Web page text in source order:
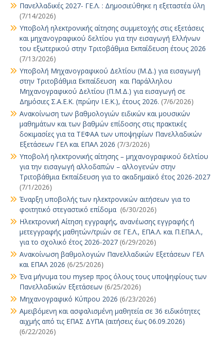
Πανελλαδικές 2027- ΓΕ.Λ. : Δημοσιεύθηκε η εξεταστέα ύλη
(7/14/2026)
Υποβολή ηλεκτρονικής αίτησης συμμετοχής στις εξετάσεις
και μηχανογραφικού δελτίου για την εισαγωγή Ελλήνων
του εξωτερικού στην Τριτοβάθμια Εκπαίδευση έτους 2026
(7/13/2026)
Υποβολή Μηχανογραφικού Δελτίου (Μ.Δ.) για εισαγωγή
στην Τριτοβάθμια Εκπαίδευση και Παράλληλου
Μηχανογραφικού Δελτίου (Π.Μ.Δ.) για εισαγωγή σε
Δημόσιες Σ.Α.Ε.Κ. (πρώην Ι.Ε.Κ.), έτους 2026. (7/6/2026)
Ανακοίνωση των βαθμολογιών ειδικών και μουσικών
μαθημάτων και των βαθμών επίδοσης στις πρακτικές
δοκιμασίες για τα ΤΕΦΑΑ των υποψηφίων Πανελλαδικών
Εξετάσεων ΓΕΛ και ΕΠΑΛ 2026 (7/3/2026)
Υποβολή ηλεκτρονικής αίτησης – μηχανογραφικού δελτίου
για την εισαγωγή αλλοδαπών – αλλογενών στην
Τριτοβάθμια Εκπαίδευση για το ακαδημαϊκό έτος 2026-2027
(7/1/2026)
Έναρξη υποβολής των ηλεκτρονικών αιτήσεων για το
φοιτητικό στεγαστικό επίδομα (6/30/2026)
Ηλεκτρονική Αίτηση εγγραφής, ανανέωσης εγγραφής ή
μετεγγραφής μαθητών/τριών σε ΓΕ.Λ., ΕΠΑ.Λ. και Π.ΕΠΑ.Λ.,
για το σχολικό έτος 2026-2027 (6/29/2026)
Ανακοίνωση βαθμολογιών Πανελλαδικών Εξετάσεων ΓΕΛ
και ΕΠΑΛ 2026 (6/25/2026)
Ένα μήνυμα του mysep προς όλους τους υποψηφίους των
Πανελλαδικών Εξετάσεων (6/25/2026)
Μηχανογραφικό Κύπρου 2026 (6/23/2026)
Αμειβόμενη και ασφαλισμένη μαθητεία σε 36 ειδικότητες
αιχμής από τις ΕΠΑΣ ΔΥΠΑ (αιτήσεις έως 06.09.2026)
(6/22/2026)